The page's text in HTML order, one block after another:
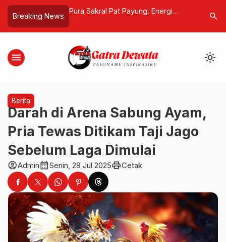
Breaking News
di Deposito,
Diduga Cari
Rakyat!
Pura Sakral Pat Payung, Energi
Dari
Divonis 7
search
menu light_mode
Berita
Darah di Arena Sabung Ayam,
Pria Tewas Ditikam Taji Jago
Sebelum Laga Dimulai
account_circleAdmincalendar_monthSenin, 28 Jul 2025printCetak